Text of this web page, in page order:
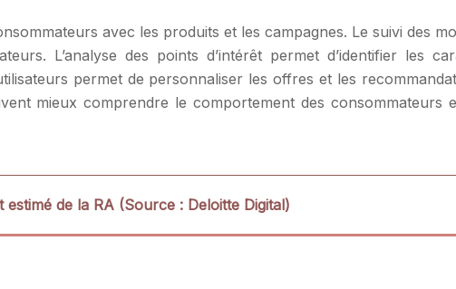
avec les produits et les campagnes. Le suivi des
L’analyse des points d’intérêt permet d’identifier les
permet de personnaliser les offres et les
mieux comprendre le comportement des consommateurs
estimé de la RA (Source : Deloitte Digital)